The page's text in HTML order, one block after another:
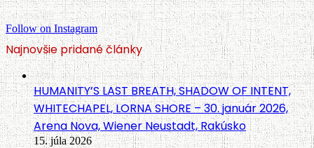
Follow on Instagram
Najnovšie pridané články
HUMANITY’S LAST BREATH, SHADOW OF INTENT,
WHITECHAPEL, LORNA SHORE – 30. január 2026,
Arena Nova, Wiener Neustadt, Rakúsko
15. júla 2026